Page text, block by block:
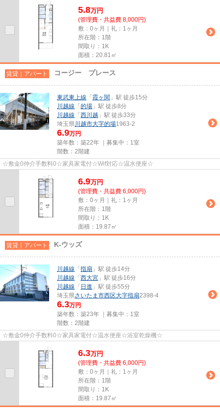
5.8万円
(管理費・共益費 8,000円)
敷：0ヶ月｜礼：1ヶ月
所在階：1階
間取り：1K
面積：20.81㎡
賃貸｜アパート コージー プレース
東武東上線 「 霞ヶ関 」駅 徒歩15分
川越線 「 的場 」駅 徒歩8分
川越線 「 西川越 」駅 徒歩33分
埼玉県川越市大字的場1963-2
6.9万円
築年数：築22年 ｜募集中： 1室
階数：2階建
☆敷金0仲介手数料0☆家具家電付☆Wif対応☆温水便座☆
6.9万円
(管理費・共益費 6,000円)
敷：0ヶ月｜礼：1ヶ月
所在階：1階
間取り：1K
面積：19.87㎡
賃貸｜アパート K-ウッズ
川越線 「 指扇 」駅 徒歩14分
川越線 「 西大宮 」駅 徒歩16分
川越線 「 日進 」駅 徒歩55分
埼玉県さいたま市西区大字指扇2398-4
6.3万円
築年数：築23年 ｜募集中： 1室
階数：2階建
☆敷金0仲介手数料0☆家具家電付☆温水便座☆浴室乾燥機☆
6.3万円
(管理費・共益費 6,000円)
敷：0ヶ月｜礼：1ヶ月
所在階：1階
間取り：1K
面積：19.87㎡